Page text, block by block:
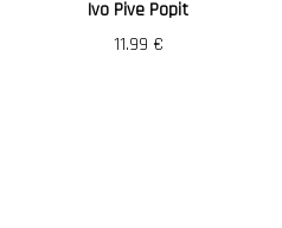
Ivo Pive Popit
11.99 €